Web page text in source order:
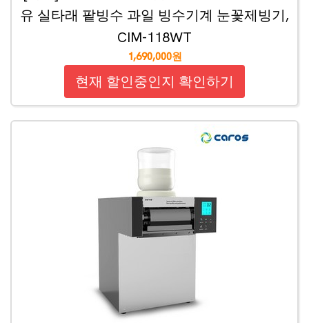
유 실타래 팥빙수 과일 빙수기계 눈꽃제빙기,
CIM-118WT
1,690,000원
현재 할인중인지 확인하기